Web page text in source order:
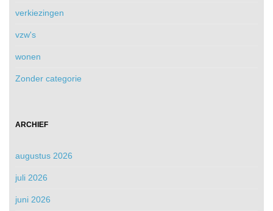
verkiezingen
vzw's
wonen
Zonder categorie
ARCHIEF
augustus 2026
juli 2026
juni 2026